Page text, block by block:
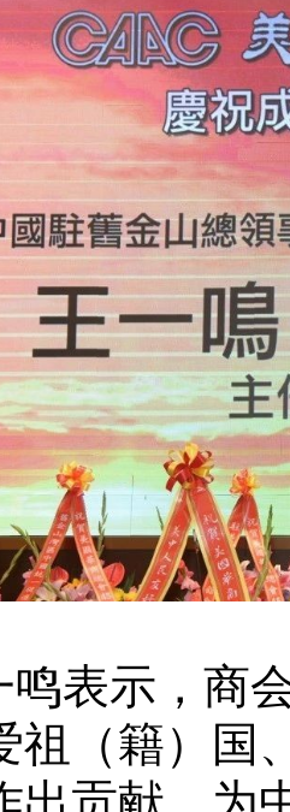
鸣表示，商
祖（籍）国